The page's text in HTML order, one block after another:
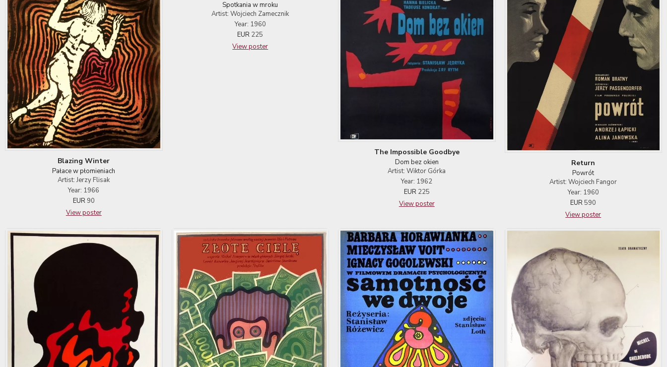
Blazing Winter
Pałace w płomieniach
Artist: Jerzy Flisak
Year: 1966
EUR 90
View poster
Spotkania w mroku
Artist: Wojciech Zamecznik
Year: 1960
EUR 225
View poster
The Impossible Goodbye
Dom bez okien
Artist: Wiktor Górka
Year: 1962
EUR 225
View poster
Return
Powrót
Artist: Wojciech Fangor
Year: 1960
EUR590
View poster